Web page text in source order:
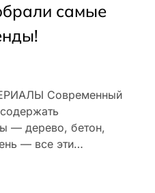
самые
Современный
— дерево, бетон,
— все эти…